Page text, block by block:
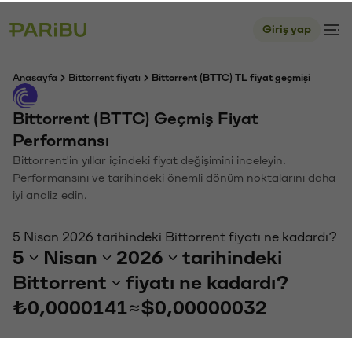
Giriş yap
Anasayfa Bittorrent fiyatı Bittorrent (BTTC) TL fiyat geçmişi
Bittorrent (BTTC) Geçmiş Fiyat
Performansı
Bittorrent'in yıllar içindeki fiyat değişimini inceleyin.
Performansını ve tarihindeki önemli dönüm noktalarını daha
iyi analiz edin.
5 Nisan 2026 tarihindeki Bittorrent fiyatı ne kadardı?
5 Nisan 2026
tarihindeki
Bittorrent
fiyatı ne kadardı?
₺0,0000141 ≈$0,00000032